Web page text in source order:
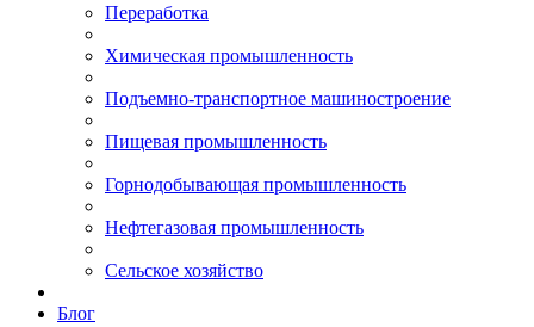
Переработка
Химическая промышленность
Подъемно-транспортное машиностроение
Пищевая промышленность
Горнодобывающая промышленность
Нефтегазовая промышленность
Сельское хозяйство
Блог